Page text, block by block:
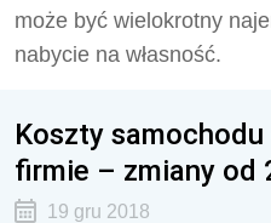
może być wielokrotny
nabycie na własność.
Koszty
firmie – zmiany od
19 gru 2018